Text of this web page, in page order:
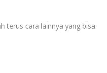
terus cara lainnya yang bisa